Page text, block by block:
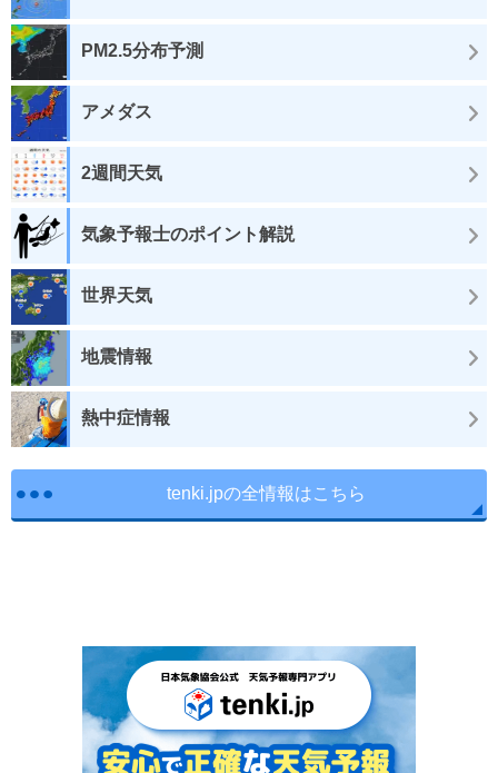
PM2.5分布予測
アメダス
2週間天気
気象予報士のポイント解説
世界天気
地震情報
熱中症情報
tenki.jpの全情報はこちら